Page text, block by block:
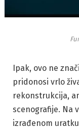
Ipak, ovo ne
pridonosi vrlo
rekonstrukcija,
scenografije. Na
izrađenom